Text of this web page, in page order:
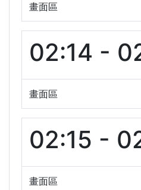
畫面區
02:14 -
畫面區
02:15 -
畫面區